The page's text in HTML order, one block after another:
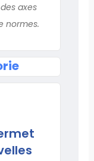
axes
normes.